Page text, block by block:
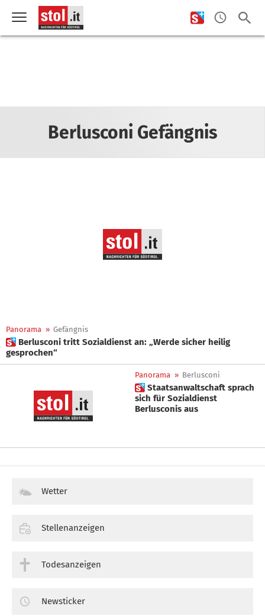
Berlusconi Gefängnis
Panorama » Gefängnis
 Berlusconi tritt Sozialdienst an: „Werde sicher heilig
gesprochen“
Panorama » Berlusconi
 Staatsanwaltschaft sprach
sich für Sozialdienst
Berlusconis aus
Wetter
Stellenanzeigen
Todesanzeigen
Newsticker